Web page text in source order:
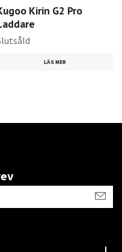
Kirin G2 Pro
LÄS MER